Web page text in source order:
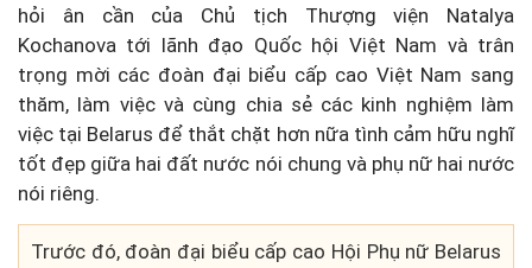
hỏi ân cần của Chủ tịch Thượng viện Natalya
Kochanova tới lãnh đạo Quốc hội Việt Nam và trân
trọng mời các đoàn đại biểu cấp cao Việt Nam sang
thăm, làm việc và cùng chia sẻ các kinh nghiệm làm
việc tại Belarus để thắt chặt hơn nữa tình cảm hữu nghĩ
tốt đẹp giữa hai đất nước nói chung và phụ nữ hai nước
nói riêng.
Trước đó, đoàn đại biểu cấp cao Hội Phụ nữ Belarus